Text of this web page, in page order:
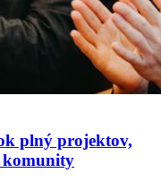
plný projektov,
komunity